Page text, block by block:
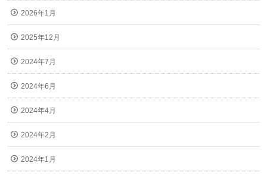
2026年1月
2025年12月
2024年7月
2024年6月
2024年4月
2024年2月
2024年1月